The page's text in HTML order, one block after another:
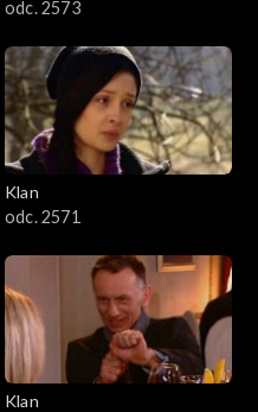
odc. 2573
Klan
odc. 2571
Klan